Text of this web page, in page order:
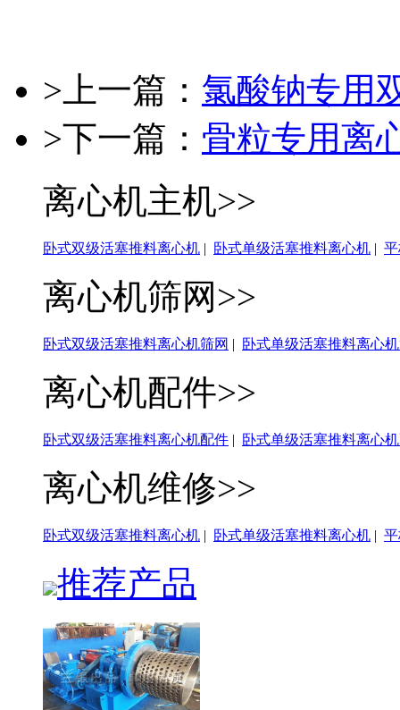
>上一篇： 氯酸钠专用
>下一篇： 骨粒专用离
离心机主机>>
卧式双级活塞推料离心机 | 卧式单级活塞推料离心机 |
离心机筛网>>
卧式双级活塞推料离心机筛网 | 卧式单级活塞推料离心
离心机配件>>
卧式双级活塞推料离心机配件 | 卧式单级活塞推料离心
离心机维修>>
卧式双级活塞推料离心机 | 卧式单级活塞推料离心机 |
推荐产品